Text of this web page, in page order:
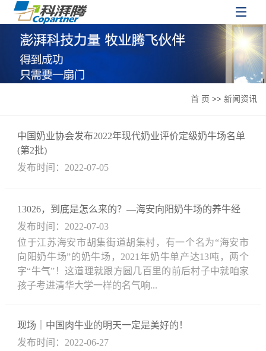
首 页 >> 新闻资讯
中国奶业协会发布2022年现代奶业评价定级奶牛场名单
(第2批)
发布时间：2022-07-05
13026，到底是怎么来的？—海安向阳奶牛场的养牛经
发布时间：2022-07-03
位于江苏海安市胡集街道胡集村，有一个名为“海安市
向阳奶牛场”的奶牛场，2021年奶牛单产达13吨，两个
字“牛气”！这道理就跟方圆几百里的前后村子中就咱家
孩子考进清华大学一样的名气响...
现场｜中国肉牛业的明天一定是美好的！
发布时间：2022-06-27